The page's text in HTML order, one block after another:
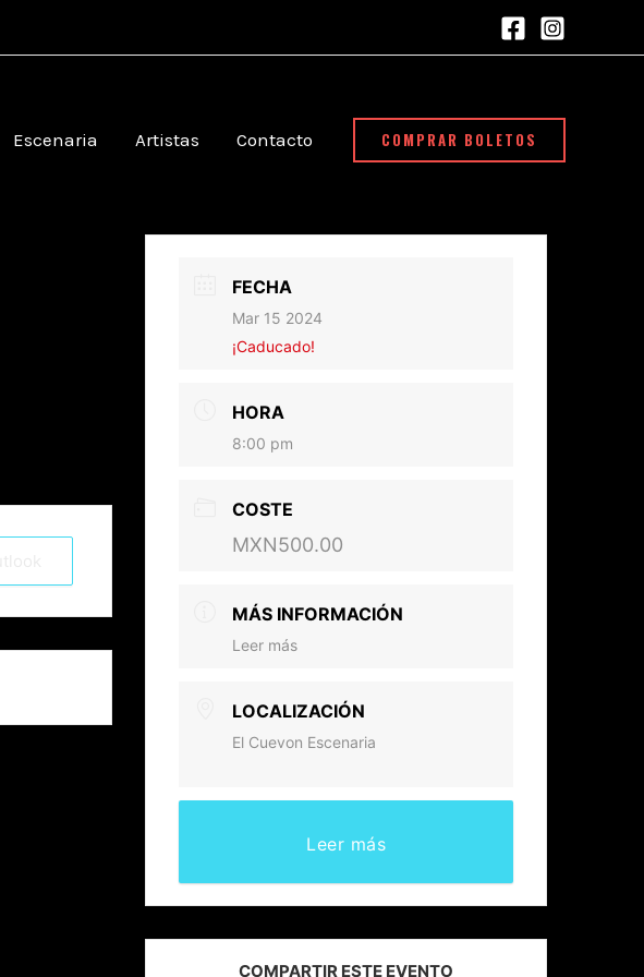
Escenaria Artistas Contacto COMPRAR BOLETOS
FECHA
Mar 15 2024
¡Caducado!
HORA
8:00 pm
COSTE
MXN500.00
MÁS INFORMACIÓN
Leer más
LOCALIZACIÓN
El Cuevon Escenaria
Leer más
COMPARTIR ESTE EVENTO